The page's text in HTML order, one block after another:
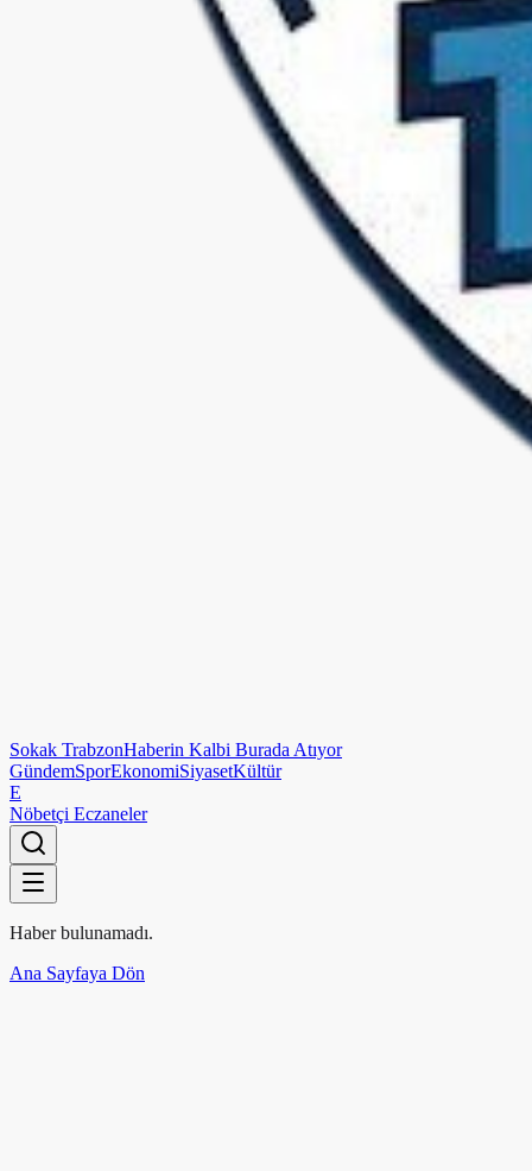
Sokak TrabzonHaberin Kalbi Burada Atıyor
GündemSporEkonomiSiyasetKültür
E
Nöbetçi Eczaneler
Haber bulunamadı.
Ana Sayfaya Dön